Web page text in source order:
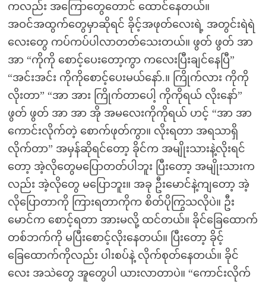
ကလည်း အကြောတွေတောင် ထောင်နေတယ်။
အဝင်အထွက်တွေမှာဆိုရင် ခိုင့်အဖုတ်လေးရဲ့ အတွင်းရဲရဲ
လေးတွေ ကပ်ကပ်ပါလာတတ်သေးတယ်။ ဖွတ် ဖွတ် အာ
အာ “ကိုကို စောင့်ပေးတော့ကွာ ကလေးပြီးချင်နေပြီ”
“အင်းအင်း ကိုကိုစောင့်ပေးမယ်နော်.။ ကြိုက်လား ကိုကို
လိုးတာ” “အာ အား ကြိုက်တာပေါ့ ကိုကိုရယ် လိုးနော်”
ဖွတ် ဖွတ် အာ အာ အို အမလေးကိုကိုရယ် ဟင့် “အာ အာ
ကောင်းလိုက်တဲ့ စောက်ဖုတ်ကွာ။ လိုးရတာ အရသာရှိ
လိုက်တာ” အမှန်ဆိုရင်တော့ ခိုင်က အမျိုးသားနဲ့လိုးရင်
တော့ အဲ့လိုတွေမပြောတတ်ပါဘူး ပြီးတော့ အမျိုးသားက
လည်း အဲ့လိုတွေ မပြောဘူး။ အခု ဦးမောင်နဲ့ကျတော့ အဲ့
လိုပြောတာကို ကြားရတာကိုက စိတ်ပိုကြွသလိုပဲ။ ဦး
မောင်က စောင့်ရတာ အားမလို့ ထင်တယ်။ ခိုင်ခြေထောက်
တစ်ဘက်ကို မပြီးစောင့်လိုးနေတယ်။ ပြီးတော့ ခိုင့်
ခြေထောက်ကိုလည်း ပါးစပ်နဲ့ လိုက်စုတ်နေတယ်။ ခိုင်
လေး အသဲတွေ အူတွေပါ ယားလာတာပဲ။ “ကောင်းလိုက်